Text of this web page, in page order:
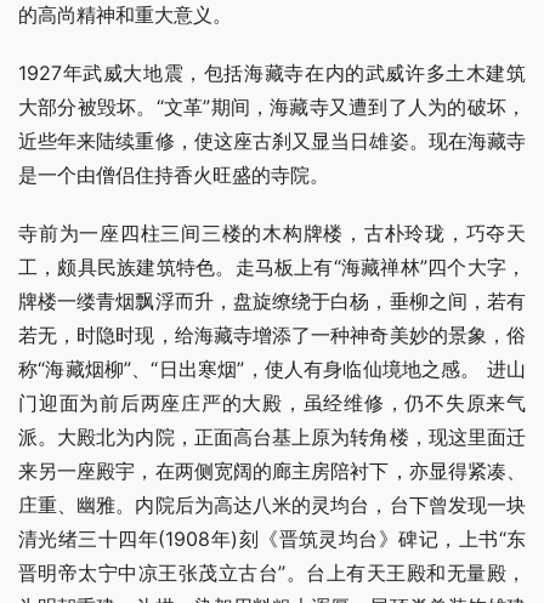
的高尚精神和重大意义。
1927年武威大地震，包括海藏寺在内的武威许多土木建筑
大部分被毁坏。“文革”期间，海藏寺又遭到了人为的破坏，
近些年来陆续重修，使这座古刹又显当日雄姿。现在海藏寺
是一个由僧侣住持香火旺盛的寺院。
寺前为一座四柱三间三楼的木构牌楼，古朴玲珑，巧夺天
工，颇具民族建筑特色。走马板上有“海藏禅林”四个大字，
牌楼一缕青烟飘浮而升，盘旋缭绕于白杨，垂柳之间，若有
若无，时隐时现，给海藏寺增添了一种神奇美妙的景象，俗
称“海藏烟柳”、“日出寒烟”，使人有身临仙境地之感。 进山
门迎面为前后两座庄严的大殿，虽经维修，仍不失原来气
派。大殿北为内院，正面高台基上原为转角楼，现这里面迁
来另一座殿宇，在两侧宽阔的廊主房陪衬下，亦显得紧凑、
庄重、幽雅。内院后为高达八米的灵均台，台下曾发现一块
清光绪三十四年(1908年)刻《晋筑灵均台》碑记，上书“东
晋明帝太宁中凉王张茂立古台”。台上有天王殿和无量殿，